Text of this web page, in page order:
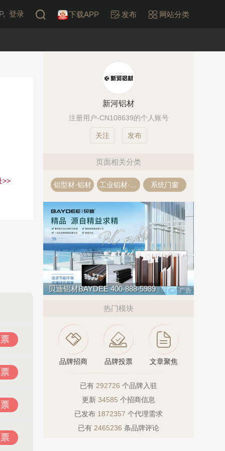
登录 下载APP 发布 网站分类
>>
新河铝材
注册用户-CN108639的个人账号
发布
页面相关分类
铝型材·铝材 系统门窗
贝迪铝材BAYDEE 400-888-5989 广告
热门模块
品牌招商 品牌投票 文章聚焦
已有 292726 个品牌入驻
更新 34585 个招商信息
已发布 1872357 个代理需求
已有 2465236 条品牌评论